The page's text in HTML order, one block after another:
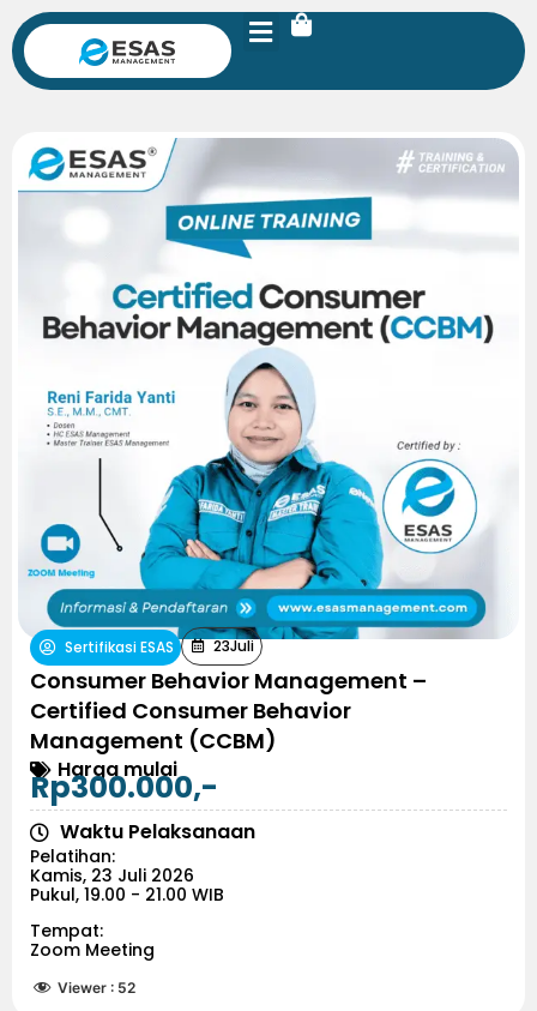
Sertifikasi ESAS 23Juli
Consumer Behavior Management –
Certified Consumer Behavior
Management (CCBM)
Harga mulai
Rp300.000,-
Waktu Pelaksanaan
Pelatihan:
Kamis, 23 Juli 2026
Pukul, 19.00 - 21.00 WIB
Tempat:
Zoom Meeting
Viewer : 52